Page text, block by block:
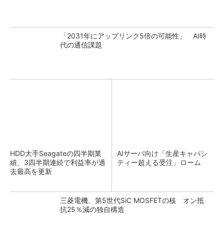
「2031年にアップリンク5倍の可能性」 AI時
代の通信課題
HDD大手Seagateの四半期業
績、3四半期連続で利益率が過
去最高を更新
AIサーバ向け「生産キャパシ
ティー超える受注」ローム
三菱電機、第5世代SiC MOSFETの核 オン抵
抗25％減の独自構造